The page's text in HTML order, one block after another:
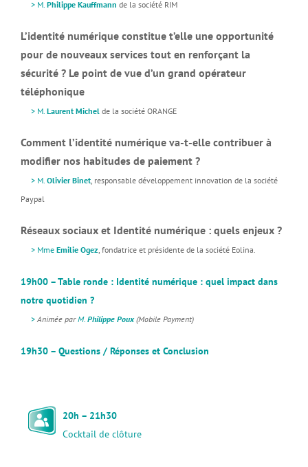
> M. Philippe Kauffmann de la société RIM
L’identité numérique constitue t’elle une opportunité
pour de nouveaux services tout en renforçant la
sécurité ? Le point de vue d’un grand opérateur
téléphonique
> M. Laurent Michel de la société ORANGE
Comment l’identité numérique va-t-elle contribuer à
modifier nos habitudes de paiement ?
> M. Olivier Binet, responsable développement innovation de la société
Paypal
Réseaux sociaux et Identité numérique : quels enjeux ?
> Mme Emilie Ogez, fondatrice et présidente de la société Eolina.
19h00 – Table ronde : Identité numérique : quel impact dans
notre quotidien ?
> Animée parM. Philippe Poux (Mobile Payment)
19h30 – Questions / Réponses et Conclusion
20h – 21h30
Cocktail de clôture